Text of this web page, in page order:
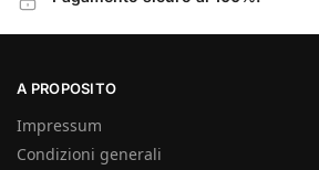
A PROPOSITO
Impressum
Condizioni generali